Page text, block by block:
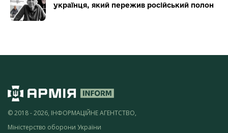
українця, який пережив російський полон
© 2018 - 2026, ІНФОРМАЦІЙНЕ АГЕНТСТВО,
Міністерство оборони України